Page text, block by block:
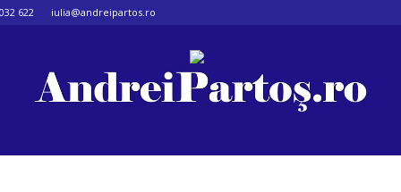
622 iulia@andreipartos.ro